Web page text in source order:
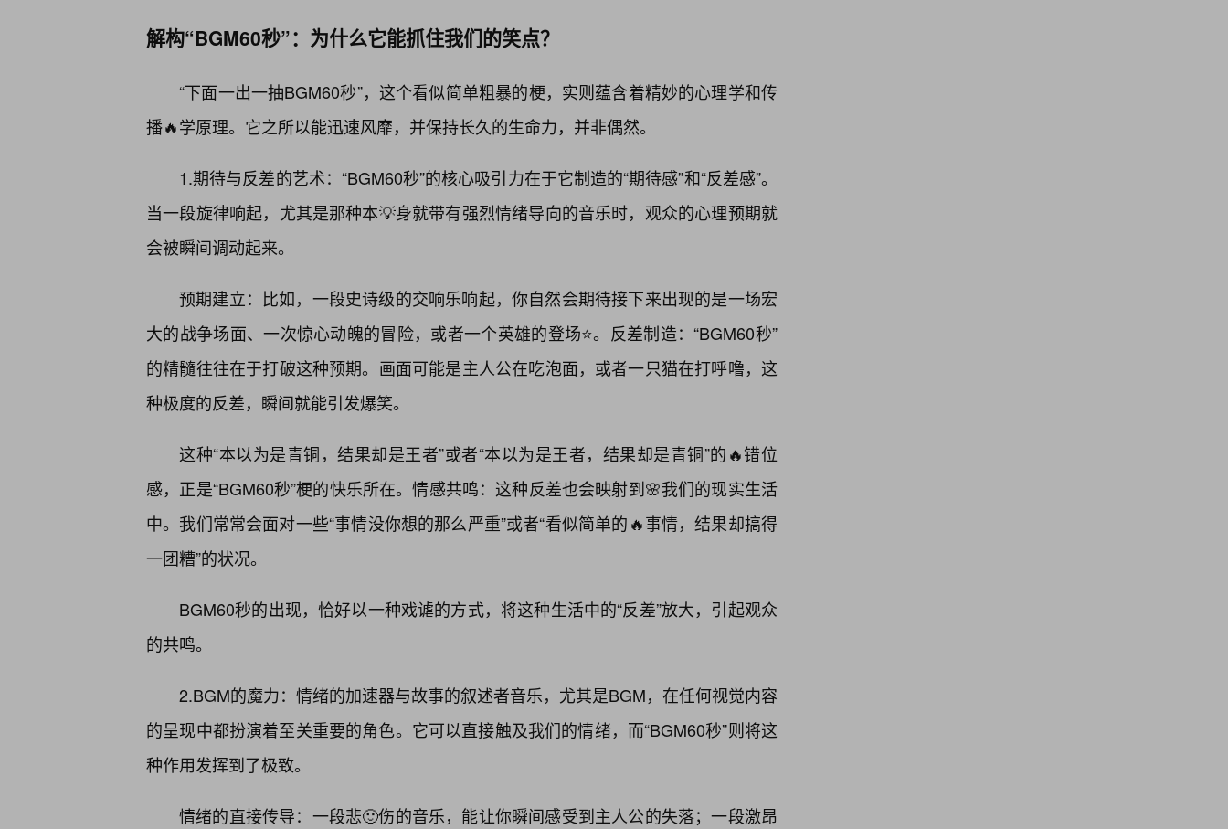
解构“BGM60秒”：为什么它能抓住我们的笑点？
“下面一出一抽BGM60秒”，这个看似简单粗暴的梗，实则蕴含着精妙的心理学和传
播🔥学原理。它之所以能迅速风靡，并保持长久的生命力，并非偶然。
1.期待与反差的艺术：“BGM60秒”的核心吸引力在于它制造的“期待感”和“反差感”。
当一段旋律响起，尤其是那种本💡身就带有强烈情绪导向的音乐时，观众的心理预期就
会被瞬间调动起来。
预期建立：比如，一段史诗级的交响乐响起，你自然会期待接下来出现的是一场宏
大的战争场面、一次惊心动魄的冒险，或者一个英雄的登场⭐。反差制造：“BGM60秒”
的精髓往往在于打破这种预期。画面可能是主人公在吃泡面，或者一只猫在打呼噜，这
种极度的反差，瞬间就能引发爆笑。
这种“本以为是青铜，结果却是王者”或者“本以为是王者，结果却是青铜”的🔥错位
感，正是“BGM60秒”梗的快乐所在。情感共鸣：这种反差也会映射到🌸我们的现实生活
中。我们常常会面对一些“事情没你想的那么严重”或者“看似简单的🔥事情，结果却搞得
一团糟”的状况。
BGM60秒的出现，恰好以一种戏谑的方式，将这种生活中的“反差”放大，引起观众
的共鸣。
2.BGM的魔力：情绪的加速器与故事的叙述者音乐，尤其是BGM，在任何视觉内容
的呈现中都扮演着至关重要的角色。它可以直接触及我们的情绪，而“BGM60秒”则将这
种作用发挥到了极致。
情绪的直接传导：一段悲🙂伤的音乐，能让你瞬间感受到主人公的失落；一段激昂